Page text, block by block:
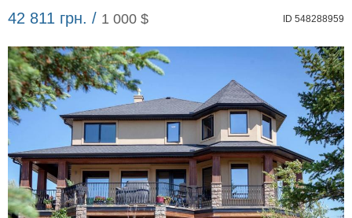
42 811 грн. / 1 000 $ ID 548288959